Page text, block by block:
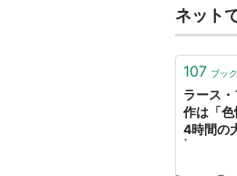
詞
その他
ダン
奇跡
ネット
107 ブッ
ラース
作は「色
4時間の